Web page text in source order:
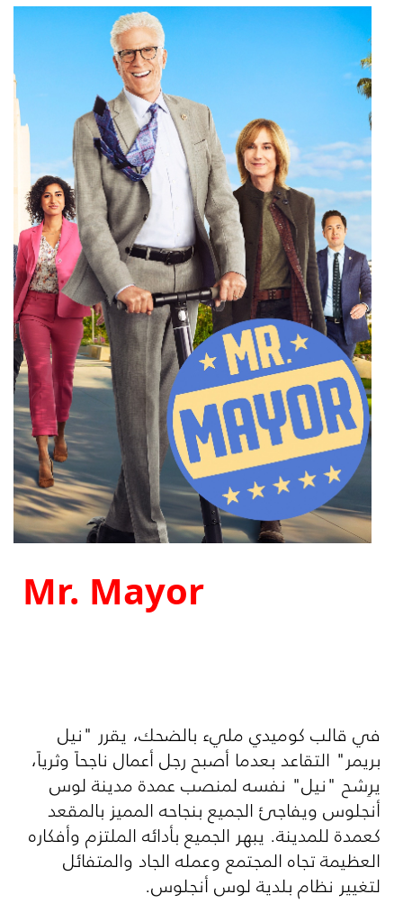
Mr. Mayor
في قالب كوميدي مليء بالضحك، يقرر "نيل
بريمر" التقاعد بعدما أصبح رجل أعمال ناجحاً وثرياً،
يرِشح "نيل" نفسه لمنصب عمدة مدينة لوس
أنجلوس ويفاجئ الجميع بنجاحه المميز بالمقعد
كعمدة للمدينة. يبهر الجميع بأدائه الملتزم وأفكاره
العظيمة تجاه المجتمع وعمله الجاد والمتفائل
لتغيير نظام بلدية لوس أنجلوس.